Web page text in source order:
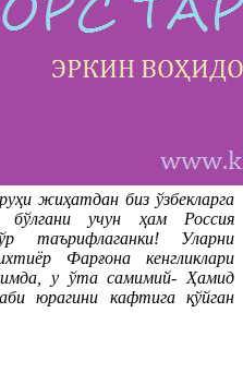
жиҳатдан биз ўзбекларга
учун ҳам Россия
таърифлаганки! Уларни
Фарғона кенгликлари
у ўта самимий- Ҳамид
юрагини кафтига қўйган